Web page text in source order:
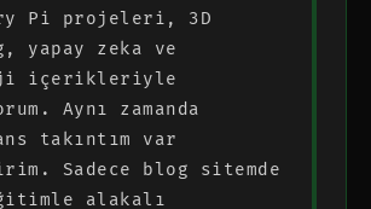
Pi projeleri, 3D
yapay zeka ve
içerikleriyle
Aynı zamanda
takıntım var
Sadece blog sitemde
alakalı